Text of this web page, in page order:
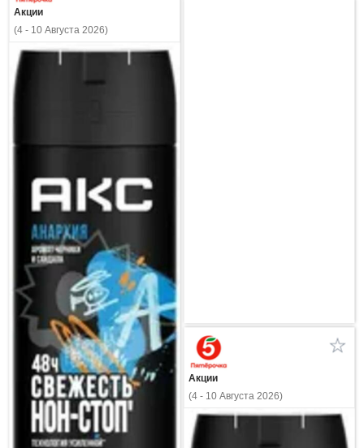
Акции
(4 - 10 Августа 2026)
Акции
(4 - 10 Августа 2026)